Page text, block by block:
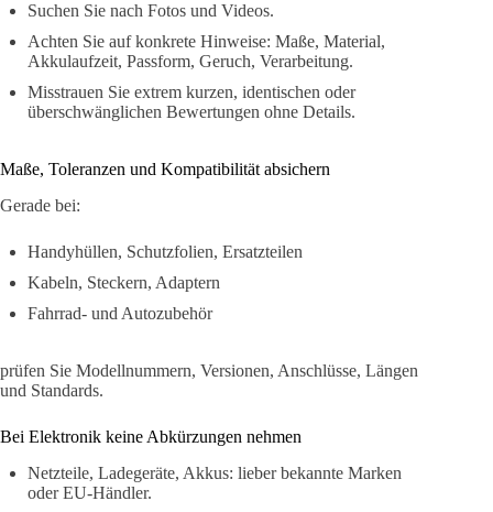
Suchen Sie nach Fotos und Videos.
Achten Sie auf konkrete Hinweise: Maße, Material,
Akkulaufzeit, Passform, Geruch, Verarbeitung.
Misstrauen Sie extrem kurzen, identischen oder
überschwänglichen Bewertungen ohne Details.
Maße, Toleranzen und Kompatibilität absichern
Gerade bei:
Handyhüllen, Schutzfolien, Ersatzteilen
Kabeln, Steckern, Adaptern
Fahrrad- und Autozubehör
prüfen Sie Modellnummern, Versionen, Anschlüsse, Längen
und Standards.
Bei Elektronik keine Abkürzungen nehmen
Netzteile, Ladegeräte, Akkus: lieber bekannte Marken
oder EU-Händler.